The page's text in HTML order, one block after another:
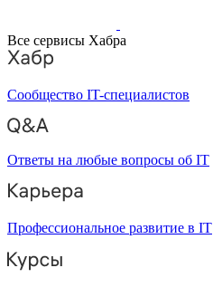
Все сервисы Хабра
Сообщество IT-специалистов
Ответы на любые вопросы об IT
Профессиональное развитие в IT